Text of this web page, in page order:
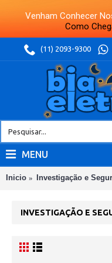
Venham Conhecer
Como
(11) 2093-9300
MENU
Inicio Investigação e
INVESTIGAÇÃO E